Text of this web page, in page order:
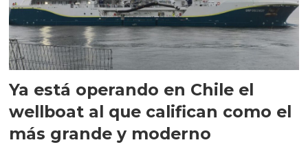
Ya está operando en Chile el
wellboat al que califican como el
más grande y moderno